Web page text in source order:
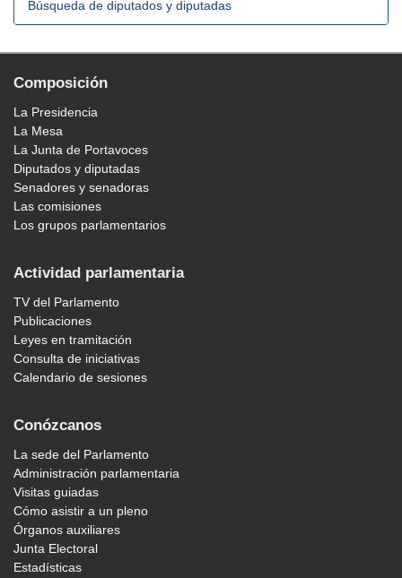
Búsqueda de diputados y diputadas
Composición
La Presidencia
La Mesa
La Junta de Portavoces
Diputados y diputadas
Senadores y senadoras
Las comisiones
Los grupos parlamentarios
Actividad parlamentaria
TV del Parlamento
Publicaciones
Leyes en tramitación
Consulta de iniciativas
Calendario de sesiones
Conózcanos
La sede del Parlamento
Administración parlamentaria
Visitas guiadas
Cómo asistir a un pleno
Órganos auxiliares
Junta Electoral
Estadísticas